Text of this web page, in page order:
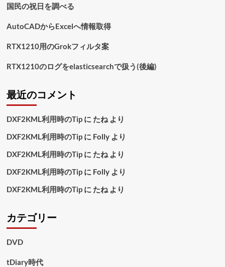
さ
に
む
国民の祝日を調べる
AutoCADからExcelへ情報取得
RTX1210用のGrokフィルタ案
RTX1210のログをelasticsearchで扱う(後編)
最近のコメント
DXF2KML利用時のTipに たねより
DXF2KML利用時のTipに Follyより
DXF2KML利用時のTipに たねより
DXF2KML利用時のTipに Follyより
DXF2KML利用時のTipに たねより
カテゴリー
DVD
tDiary時代